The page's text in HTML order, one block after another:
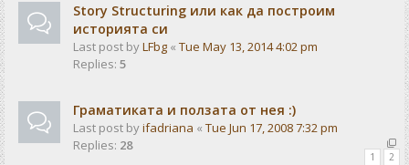
Story Structuring или как да построим
историята си
Last post byLFbg « Tue May 13, 2014 4:02 pm
Replies: 5
Граматиката и ползата от нея :)
Last post byifadriana « Tue Jun 17, 2008 7:32 pm
Replies: 28
1 2